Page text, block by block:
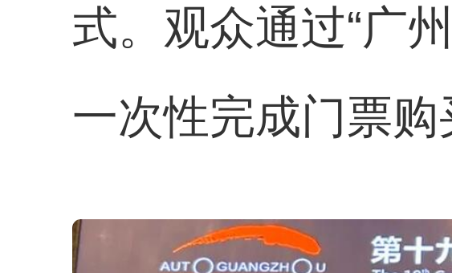
式。观众通过“广
一次性完成门票购